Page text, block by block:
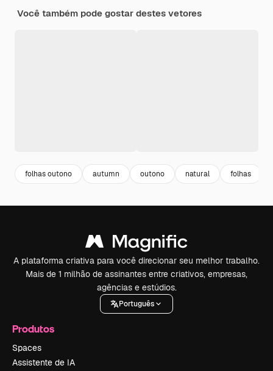
Você também pode gostar destes vetores
folhas outono autumn outono natural folhas
A plataforma criativa para você direcionar seu melhor trabalho.
Mais de 1 milhão de assinantes entre criativos, empresas,
agências e estúdios.
Português
Produtos
Spaces
Assistente de IA